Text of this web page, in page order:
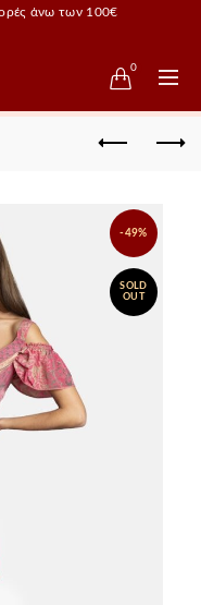
άνω των 100€
0
-49%
SOLD
OUT